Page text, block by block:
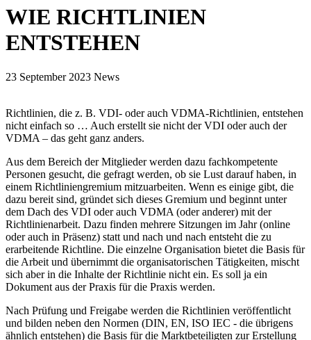
WIE RICHTLINIEN
ENTSTEHEN
23 September 2023 News
Richtlinien, die z. B. VDI- oder auch VDMA-Richtlinien, entstehen
nicht einfach so … Auch erstellt sie nicht der VDI oder auch der
VDMA – das geht ganz anders.
Aus dem Bereich der Mitglieder werden dazu fachkompetente
Personen gesucht, die gefragt werden, ob sie Lust darauf haben, in
einem Richtliniengremium mitzuarbeiten. Wenn es einige gibt, die
dazu bereit sind, gründet sich dieses Gremium und beginnt unter
dem Dach des VDI oder auch VDMA (oder anderer) mit der
Richtlinienarbeit. Dazu finden mehrere Sitzungen im Jahr (online
oder auch in Präsenz) statt und nach und nach entsteht die zu
erarbeitende Richtline. Die einzelne Organisation bietet die Basis für
die Arbeit und übernimmt die organisatorischen Tätigkeiten, mischt
sich aber in die Inhalte der Richtlinie nicht ein. Es soll ja ein
Dokument aus der Praxis für die Praxis werden.
Nach Prüfung und Freigabe werden die Richtlinien veröffentlicht
und bilden neben den Normen (DIN, EN, ISO IEC - die übrigens
ähnlich entstehen) die Basis für die Marktbeteiligten zur Erstellung